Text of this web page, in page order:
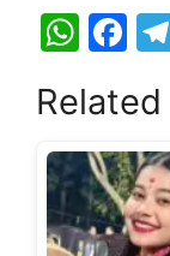
W
at
s
A
p
F
c
e
b
o